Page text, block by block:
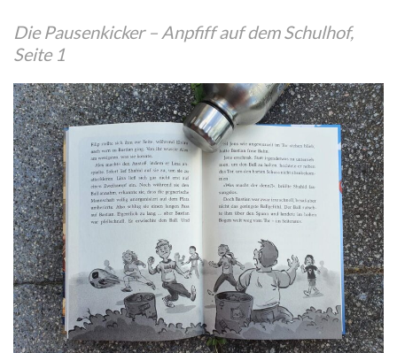
Die Pausenkicker – Anpfiff auf dem Schulhof,
Seite 1